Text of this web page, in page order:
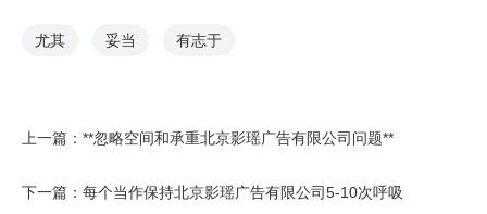
尤其 妥当 有志于
上一篇： **忽略空间和承重北京影瑶广告有限公司问题**
下一篇： 每个当作保持北京影瑶广告有限公司5-10次呼吸